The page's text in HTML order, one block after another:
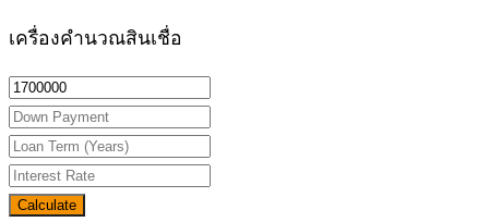
เครื่องคำนวณสินเชื่อ
Calculate